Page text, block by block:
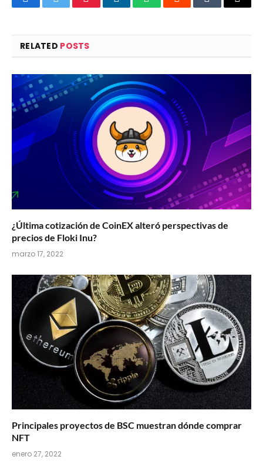
FacebookTwitterPinterestLinkedInWhatsAppRedditTumblrEmail
RELATED POSTS
¿Última cotización de CoinEX alteró perspectivas de
precios de Floki Inu?
marzo 17, 2022
Principales proyectos de BSC muestran dónde comprar
NFT
enero 27, 2022